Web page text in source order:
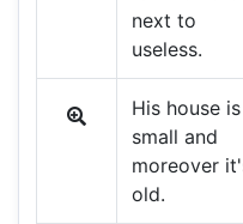
next to
useless.
His house is
small and
moreover
old.